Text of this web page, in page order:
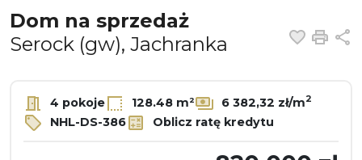
Dom na sprzedaż
Serock (gw), Jachranka
Dodaj
4 pokoje 128.48 m² 6 382,32 zł/m2
NHL-DS-386 Oblicz ratę kredytu